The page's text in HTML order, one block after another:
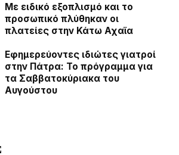
Με ειδικό εξοπλισμό και το
προσωπικό πλύθηκαν οι
πλατείες στην Κάτω Αχαϊα
Εφημερεύοντες ιδιώτες γιατροί
στην Πάτρα: Το πρόγραμμα για
τα Σαββατοκύριακα του
Αυγούστου